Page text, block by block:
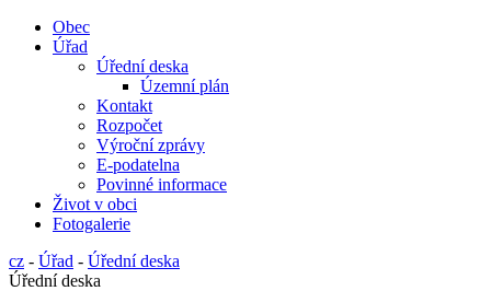
Obec
Úřad
Úřední deska
Územní plán
Kontakt
Rozpočet
Výroční zprávy
E-podatelna
Povinné informace
Život v obci
Fotogalerie
cz - Úřad - Úřední deska
Úřední deska